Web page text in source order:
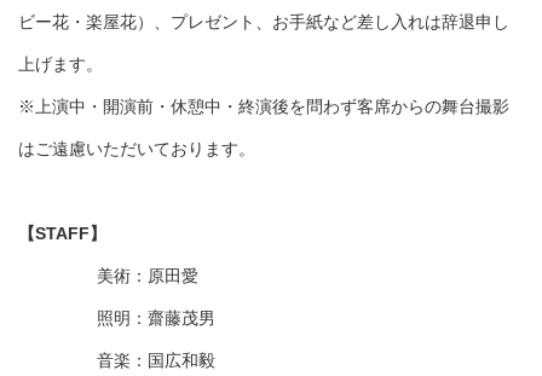
ビー花・楽屋花）、プレゼント、お手紙など差し入れは辞退申し
上げます。
※上演中・開演前・休憩中・終演後を問わず客席からの舞台撮影
はご遠慮いただいております。
【STAFF】
美術：原田愛
照明：齋藤茂男
音楽：国広和毅